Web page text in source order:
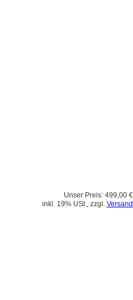
Unser Preis: 499,00 €
inkl. 19% USt., zzgl. Versand